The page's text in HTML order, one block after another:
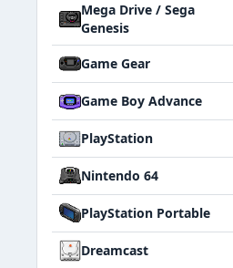
Mega Drive / Sega
Genesis
Game Gear
Game Boy Advance
PlayStation
Nintendo 64
PlayStation Portable
Dreamcast